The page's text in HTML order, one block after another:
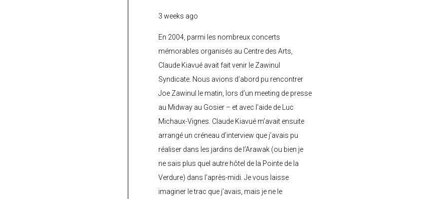
3 weeks ago
En 2004, parmi les nombreux concerts
mémorables organisés au Centre des Arts,
Claude Kiavué avait fait venir le Zawinul
Syndicate. Nous avions d’abord pu rencontrer
Joe Zawinul le matin, lors d’un meeting de presse
au Midway au Gosier – et avec l’aide de Luc
Michaux-Vignes. Claude Kiavué m’avait ensuite
arrangé un créneau d’interview que j’avais pu
réaliser dans les jardins de l’Arawak (ou bien je
ne sais plus quel autre hôtel de la Pointe de la
Verdure) dans l’après-midi. Je vous laisse
imaginer le trac que j’avais, mais je ne le